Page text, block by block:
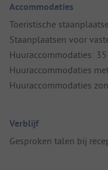
Accommodaties
Toeristische
Staanplaatsen voor
Huuraccommodaties: 35
Huuraccommodaties
Huuraccommodaties
Verblijf
Gesproken talen bij